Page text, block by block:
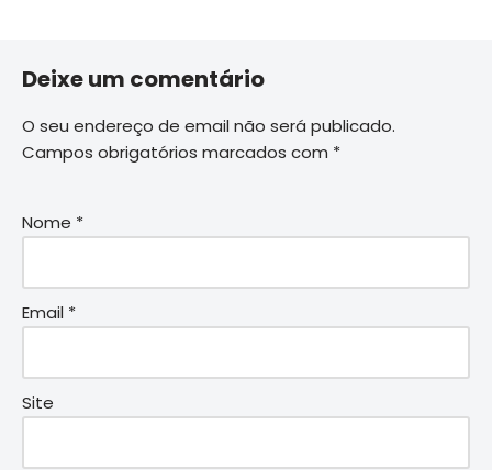
Deixe um comentário
O seu endereço de email não será publicado.
Campos obrigatórios marcados com *
Nome *
Email *
Site